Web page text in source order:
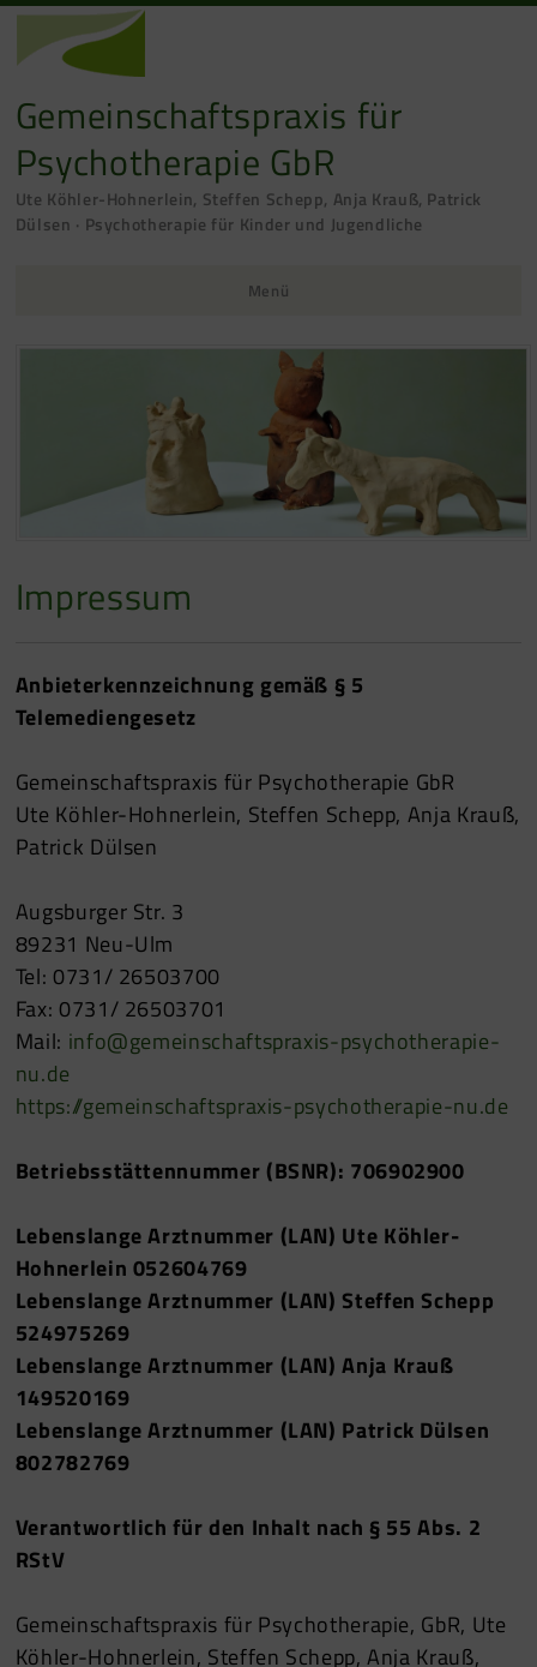
Gemeinschaftspraxis für
Psychotherapie GbR
Ute Köhler-Hohnerlein, Steffen Schepp, Anja Krauß, Patrick
Dülsen · Psychotherapie für Kinder und Jugendliche
Menü
Zum Inhalt springen
Impressum
Anbieterkennzeichnung gemäß § 5
Telemediengesetz
Gemeinschaftspraxis für Psychotherapie GbR
Ute Köhler-Hohnerlein, Steffen Schepp, Anja Krauß,
Patrick Dülsen
Augsburger Str. 3
89231 Neu-Ulm
Tel: 0731/ 26503700
Fax: 0731/ 26503701
Mail: info@gemeinschaftspraxis-psychotherapie-
nu.de
https://gemeinschaftspraxis-psychotherapie-nu.de
Betriebsstättennummer (BSNR): 706902900
Lebenslange Arztnummer (LAN) Ute Köhler-
Hohnerlein 052604769
Lebenslange Arztnummer (LAN) Steffen Schepp
524975269
Lebenslange Arztnummer (LAN) Anja Krauß
149520169
Lebenslange Arztnummer (LAN) Patrick Dülsen
802782769
Verantwortlich für den Inhalt nach § 55 Abs. 2
RStV
Gemeinschaftspraxis für Psychotherapie, GbR, Ute
Köhler-Hohnerlein, Steffen Schepp, Anja Krauß,